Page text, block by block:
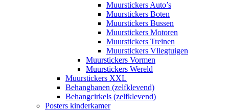
Muurstickers Auto’s
Muurstickers Boten
Muurstickers Bussen
Muurstickers Motoren
Muurstickers Treinen
Muurstickers Vliegtuigen
Muurstickers Vormen
Muurstickers Wereld
Muurstickers XXL
Behangbanen (zelfklevend)
Behangcirkels (zelfklevend)
Posters kinderkamer